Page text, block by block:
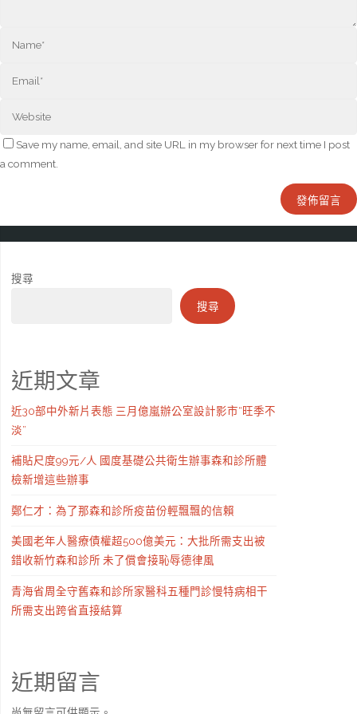
Save my name, email, and site URL in my browser for next time I post
a comment.
搜尋
搜尋
近期文章
近30部中外新片表態 三月億嵐辦公室設計影市“旺季不
淡”
補貼尺度99元/人 國度基礎公共衛生辦事森和診所體
檢新增這些辦事
鄭仁才：為了那森和診所疫苗份輕飄飄的信賴
美國老年人醫療債權超500億美元：大批所需支出被
錯收新竹森和診所 未了償會接恥辱德律風
青海省周全守舊森和診所家醫科五種門診慢特病相干
所需支出跨省直接結算
近期留言